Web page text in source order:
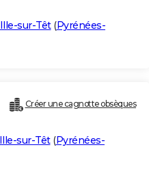
Ille-sur-Têt(Pyrénées-
Créer une cagnotte obsèques
Ille-sur-Têt(Pyrénées-